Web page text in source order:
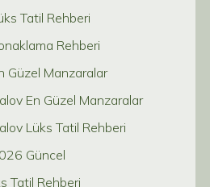
Tatil Rehberi
Rehberi
Güzel Manzaralar
En Güzel Manzaralar
Lüks Tatil Rehberi
Güncel
Tatil Rehberi